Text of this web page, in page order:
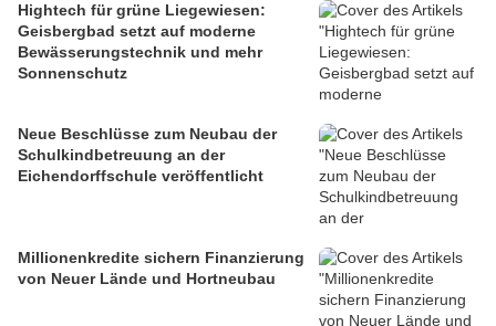
Hightech für grüne Liegewiesen:
Geisbergbad setzt auf moderne
Bewässerungstechnik und mehr
Sonnenschutz
Neue Beschlüsse zum Neubau der
Schulkindbetreuung an der
Eichendorffschule veröffentlicht
Millionenkredite sichern Finanzierung
von Neuer Lände und Hortneubau